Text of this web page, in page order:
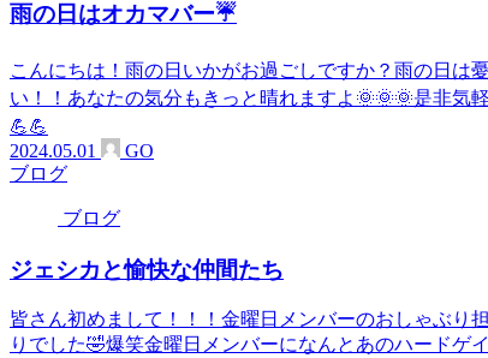
雨の日はオカマバー☔
こんにちは！雨の日いかがお過ごしですか？雨の日
い！！あなたの気分もきっと晴れますよ🌞🌞🌞是非気
💪💪
2024.05.01
GO
ブログ
ブログ
ジェシカと愉快な仲間たち
皆さん初めまして！！！金曜日メンバーのおしゃぶり
りでした🤣爆笑金曜日メンバーになんとあのハードゲ